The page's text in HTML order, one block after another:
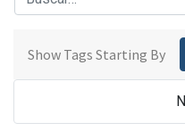
Show Tags Starting By